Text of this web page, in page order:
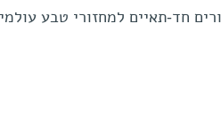
חד-תאיים למחזורי טבע